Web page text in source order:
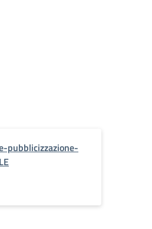
pubblicizzazione-